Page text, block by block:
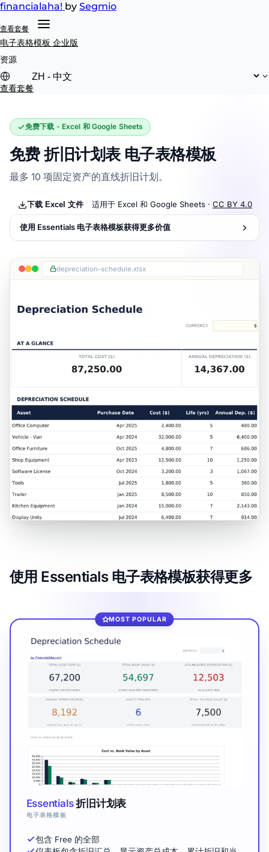
financialaha! by Segmio
查看套餐
电子表格模板 企业版
资源
查看套餐
免费下载 - Excel 和 Google Sheets
免费 折旧计划表 电子表格模板
最多 10 项固定资产的直线折旧计划。
下载 Excel 文件 适用于 Excel 和 Google Sheets ·CC BY 4.0
使用 Essentials 电子表格模板获得更多价值
depreciation-schedule.xlsx
使用 Essentials 电子表格模板获得更多
MOST POPULAR
Essentials折旧计划表
电子表格模板
包含 Free 的全部